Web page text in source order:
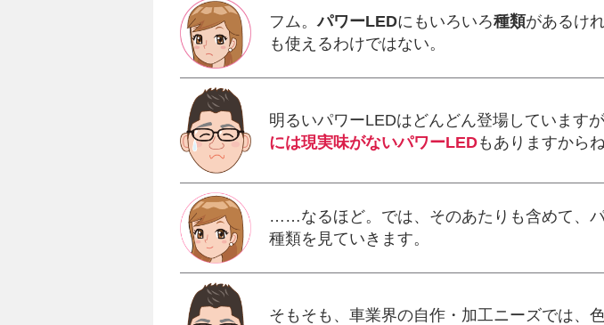
フム。パワーLEDにもいろいろ種類があるけ
も使えるわけではない。
明るいパワーLEDはどんどん登場していますが
には現実味がないパワーLEDもありますからね
……なるほど。では、そのあたりも含めて、
種類を見ていきます。
そもそも、車業界の自作・加工ニーズでは、